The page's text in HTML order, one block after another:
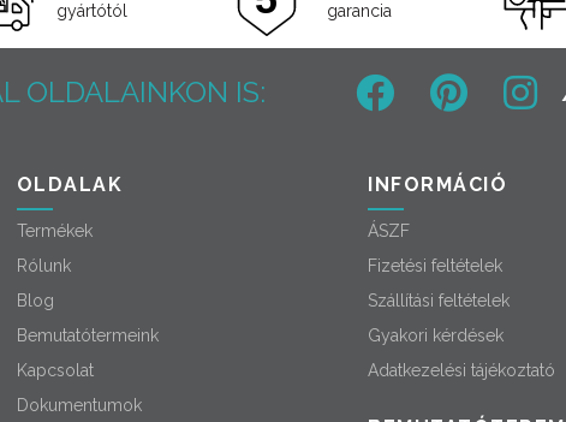
gyártótól
garancia
OLDALAINKON IS:
OLDALAK
Termékek
Rólunk
Blog
Bemutatótermeink
Kapcsolat
Dokumentumok
INFORMÁCIÓ
ÁSZF
Fizetési feltételek
Szállítási feltételek
Gyakori kérdések
Adatkezelési tájékoztató